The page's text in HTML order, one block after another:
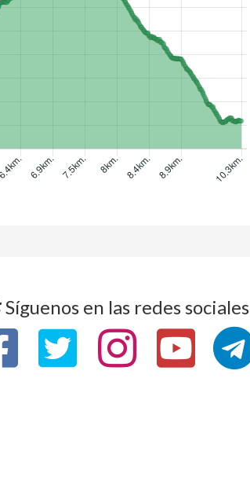
Síguenos en las redes sociales